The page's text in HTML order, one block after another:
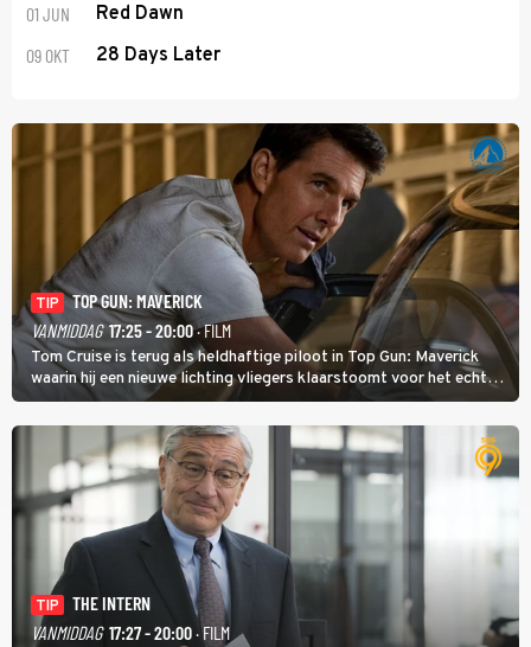
01 JUN Red Dawn
09 OKT 28 Days Later
TIP
TOP GUN: MAVERICK
VANMIDDAG 17:25 - 20:00· FILM
Tom Cruise is terug als heldhaftige piloot in Top Gun: Maverick
waarin hij een nieuwe lichting vliegers klaarstoomt voor het echte
werk.
TIP
THE INTERN
VANMIDDAG 17:27 - 20:00· FILM